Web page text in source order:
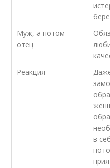
Муж, а потом
отец
Реакция
в